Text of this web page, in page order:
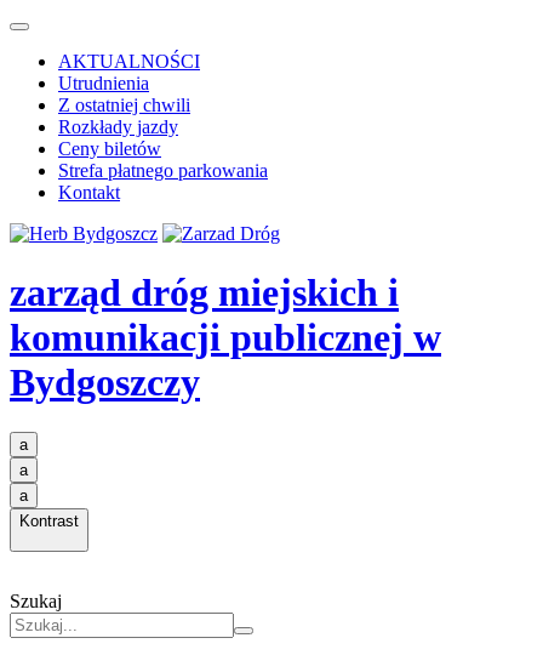
AKTUALNOŚCI
Utrudnienia
Z ostatniej chwili
Rozkłady jazdy
Ceny biletów
Strefa płatnego parkowania
Kontakt
zarząd dróg miejskich i
komunikacji publicznej w
Bydgoszczy
a
a
a
Kontrast
Szukaj